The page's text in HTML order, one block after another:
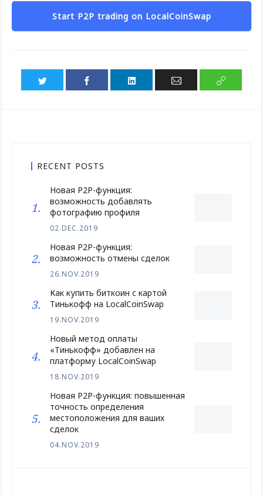
Start P2P trading on LocalCoinSwap
RECENT POSTS
Новая P2P-функция:
возможность добавлять
фотографию профиля
02.DEC.2019
Новая P2P-функция:
возможность отмены сделок
26.NOV.2019
Как купить биткоин с картой
Тинькофф на LocalCoinSwap
19.NOV.2019
Новый метод оплаты
«Тинькофф» добавлен на
платформу LocalCoinSwap
18.NOV.2019
Новая P2P-функция: повышенная
точность определения
местоположения для ваших
сделок
04.NOV.2019